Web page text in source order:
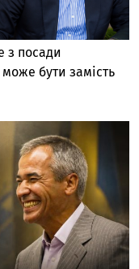
з посади
бути замість